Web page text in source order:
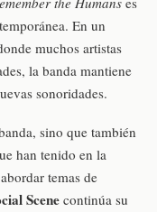
En un
muchos artistas
la banda mantiene
sonoridades.
sino que también
han tenido en la
temas de
Scene continúa su